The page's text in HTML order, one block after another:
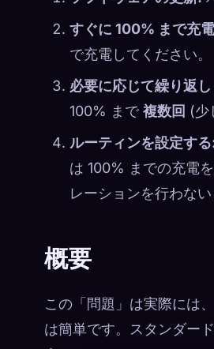
すぐに 100% まで充
で充電してください。
必要に応じて繰り返
100% まで複数回 (少
ルーティンを設定す
は 100% までの充電を
レーションを行わな
概要
この「問題」は実際には
は簡単です。スタンダー